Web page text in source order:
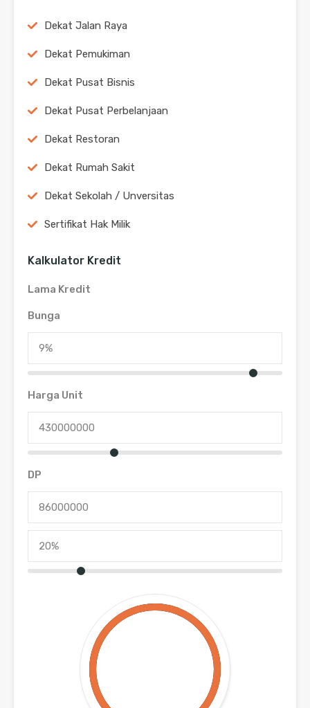
Dekat Jalan Raya
Dekat Pemukiman
Dekat Pusat Bisnis
Dekat Pusat Perbelanjaan
Dekat Restoran
Dekat Rumah Sakit
Dekat Sekolah / Unversitas
Sertifikat Hak Milik
Kalkulator Kredit
Lama Kredit
Bunga
Harga Unit
DP